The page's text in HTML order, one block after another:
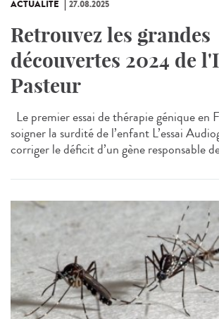
ACTUALITÉ 27.08.2025
Retrouvez les grandes
découvertes 2024 de
Pasteur
Le premier essai de thérapie génique en
soigner la surdité de l’enfant L’essai
corriger le déficit d’un gène responsable